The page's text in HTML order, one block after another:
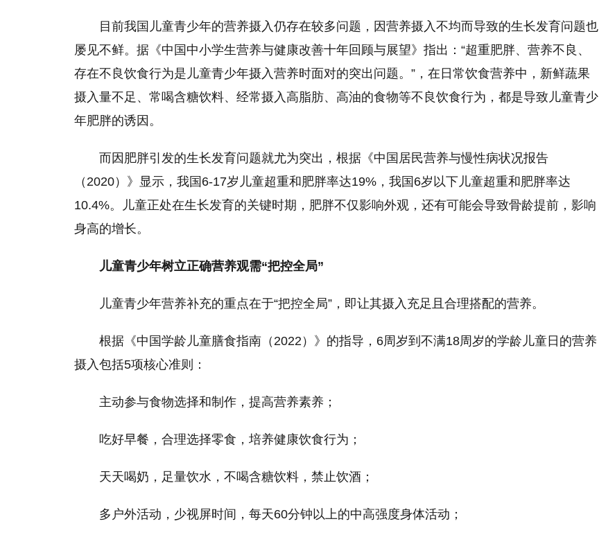
目前我国儿童青少年的营养摄入仍存在较多问题，因营养摄入不均而导致的生长发育问题也
屡见不鲜。据《中国中小学生营养与健康改善十年回顾与展望》指出：“超重肥胖、营养不良、
存在不良饮食行为是儿童青少年摄入营养时面对的突出问题。”，在日常饮食营养中，新鲜蔬果
摄入量不足、常喝含糖饮料、经常摄入高脂肪、高油的食物等不良饮食行为，都是导致儿童青少
年肥胖的诱因。
而因肥胖引发的生长发育问题就尤为突出，根据《中国居民营养与慢性病状况报告
（2020）》显示，我国6-17岁儿童超重和肥胖率达19%，我国6岁以下儿童超重和肥胖率达
10.4%。儿童正处在生长发育的关键时期，肥胖不仅影响外观，还有可能会导致骨龄提前，影响
身高的增长。
儿童青少年树立正确营养观需“把控全局”
儿童青少年营养补充的重点在于“把控全局”，即让其摄入充足且合理搭配的营养。
根据《中国学龄儿童膳食指南（2022）》的指导，6周岁到不满18周岁的学龄儿童日的营养
摄入包括5项核心准则：
主动参与食物选择和制作，提高营养素养；
吃好早餐，合理选择零食，培养健康饮食行为；
天天喝奶，足量饮水，不喝含糖饮料，禁止饮酒；
多户外活动，少视屏时间，每天60分钟以上的中高强度身体活动；